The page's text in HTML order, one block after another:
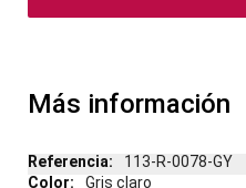
Más información
Más
información
113-R-0078-GY
Gris claro